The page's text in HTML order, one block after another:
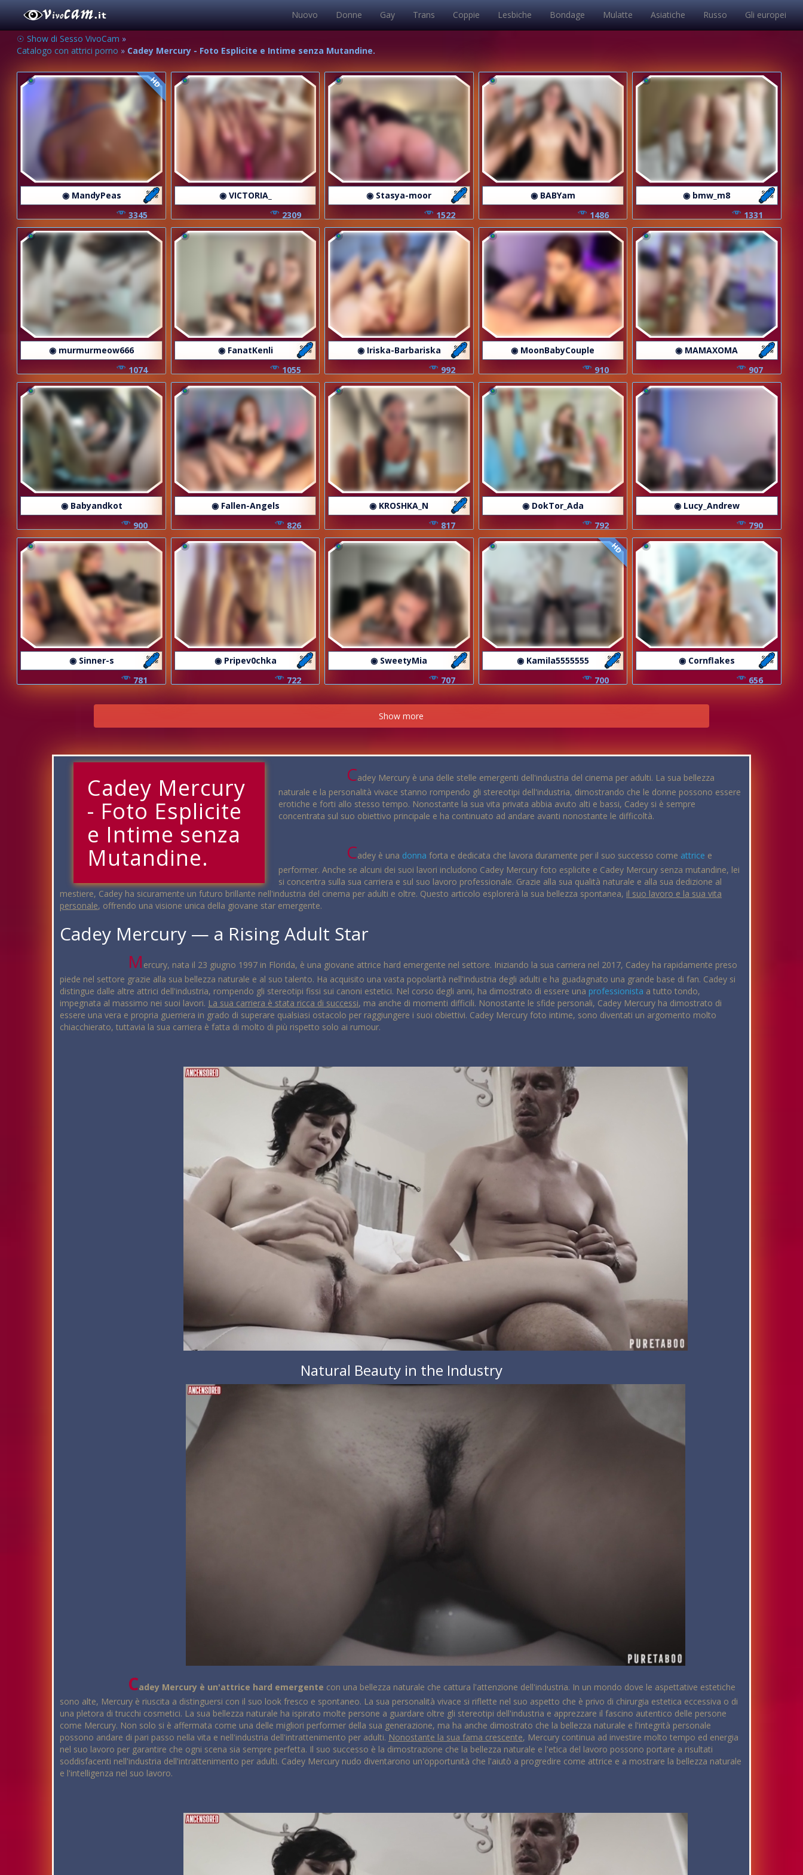
Nuovo Donne Gay Trans Coppie Lesbiche Bondage Mulatte Asiatiche Russo Gli europei
☉ Show di Sesso VivoCam »
Catalogo con attrici porno » Cadey Mercury - Foto Esplicite e Intime senza Mutandine.
HD
◉ MandyPeas
3345
◉ VICTORIA_
2309
◉ Stasya-moor
1522
◉ BABYam
1486
◉ bmw_m8
1331
◉ murmurmeow666
1074
◉ FanatKenli
1055
◉ Iriska-Barbariska
992
◉ MoonBabyCouple
910
◉ MAMAXOMA
907
◉ Babyandkot
900
◉ Fallen-Angels
826
◉ KROSHKA_N
817
◉ DokTor_Ada
792
◉ Lucy_Andrew
790
◉ Sinner-s
781
◉ Pripev0chka
722
◉ SweetyMia
707
HD
◉ Kamila5555555
700
◉ Cornflakes
656
Show more
Cadey Mercury
- Foto Esplicite
e Intime senza
Mutandine.
Cadey Mercury è una delle stelle emergenti dell'industria del cinema per adulti. La sua bellezza
naturale e la personalità vivace stanno rompendo gli stereotipi dell'industria, dimostrando che le donne possono essere
erotiche e forti allo stesso tempo. Nonostante la sua vita privata abbia avuto alti e bassi, Cadey si è sempre
concentrata sul suo obiettivo principale e ha continuato ad andare avanti nonostante le difficoltà.
Cadey è una donna forta e dedicata che lavora duramente per il suo successo come attrice e
performer. Anche se alcuni dei suoi lavori includono Cadey Mercury foto esplicite e Cadey Mercury senza mutandine, lei
si concentra sulla sua carriera e sul suo lavoro professionale. Grazie alla sua qualità naturale e alla sua dedizione al
mestiere, Cadey ha sicuramente un futuro brillante nell'industria del cinema per adulti e oltre. Questo articolo esplorerà la sua bellezza spontanea, il suo lavoro e la sua vita
personale, offrendo una visione unica della giovane star emergente.
Cadey Mercury — a Rising Adult Star
M ercury, nata il 23 giugno 1997 in Florida, è una giovane attrice hard emergente nel settore. Iniziando la sua carriera nel 2017, Cadey ha rapidamente preso
piede nel settore grazie alla sua bellezza naturale e al suo talento. Ha acquisito una vasta popolarità nell'industria degli adulti e ha guadagnato una grande base di fan. Cadey si
distingue dalle altre attrici dell'industria, rompendo gli stereotipi fissi sui canoni estetici. Nel corso degli anni, ha dimostrato di essere una professionista a tutto tondo,
impegnata al massimo nei suoi lavori. La sua carriera è stata ricca di successi, ma anche di momenti difficili. Nonostante le sfide personali, Cadey Mercury ha dimostrato di
essere una vera e propria guerriera in grado di superare qualsiasi ostacolo per raggiungere i suoi obiettivi. Cadey Mercury foto intime, sono diventati un argomento molto
chiacchierato, tuttavia la sua carriera è fatta di molto di più rispetto solo ai rumour.
Natural Beauty in the Industry
Cadey Mercury è un'attrice hard emergente con una bellezza naturale che cattura l'attenzione dell'industria. In un mondo dove le aspettative estetiche
sono alte, Mercury è riuscita a distinguersi con il suo look fresco e spontaneo. La sua personalità vivace si riflette nel suo aspetto che è privo di chirurgia estetica eccessiva o di
una pletora di trucchi cosmetici. La sua bellezza naturale ha ispirato molte persone a guardare oltre gli stereotipi dell'industria e apprezzare il fascino autentico delle persone
come Mercury. Non solo si è affermata come una delle migliori performer della sua generazione, ma ha anche dimostrato che la bellezza naturale e l'integrità personale
possono andare di pari passo nella vita e nell'industria dell'intrattenimento per adulti. Nonostante la sua fama crescente, Mercury continua ad investire molto tempo ed energia
nel suo lavoro per garantire che ogni scena sia sempre perfetta. Il suo successo è la dimostrazione che la bellezza naturale e l'etica del lavoro possono portare a risultati
soddisfacenti nell'industria dell'intrattenimento per adulti. Cadey Mercury nudo diventarono un'opportunità che l'aiutò a progredire come attrice e a mostrare la bellezza naturale
e l'intelligenza nel suo lavoro.